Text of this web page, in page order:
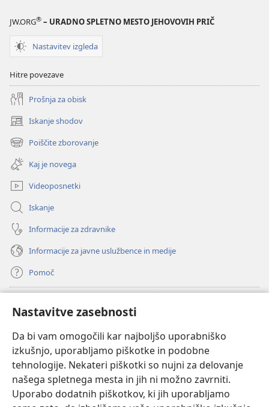
Nastavitve zasebnosti
Da bi vam omogočili kar najboljšo uporabniško
izkušnjo, uporabljamo piškotke in podobne
tehnologije. Nekateri piškotki so nujni za delovanje
našega spletnega mesta in jih ni možno zavrniti.
Uporabo dodatnih piškotkov, ki jih uporabljamo
JW.ORG® – URADNO SPLETNO MESTO JEHOVOVIH PRIČ
Nastavitev izgleda
Hitre povezave
Prošnja za obisk
Iskanje shodov
(odpre
novo
okno)
Poiščite zborovanje
(odpre
novo
okno)
Kaj je novega
Videoposnetki
Iskanje
Informacije za zdravnike
Informacije za javne uslužbence in medije
Pomoč
(odpre
novo
okno) Watchtowerjeva SPLETNA KNJIŽNICA™
(odpre
novo
okno) JW Hub
(odpre
novo
okno)JW Library